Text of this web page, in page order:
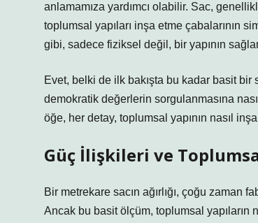
anlamamıza yardımcı olabilir. Sac,
toplumsal yapıları inşa etme çabalarının
gibi, sadece fiziksel değil, bir yapının
Evet, belki de ilk bakışta bu kadar basit
demokratik değerlerin sorgulanmasına
öğe, her detay, toplumsal yapının nasıl
Güç İlişkileri ve
Bir metrekare sacın ağırlığı, çoğu
Ancak bu basit ölçüm, toplumsal yapıların